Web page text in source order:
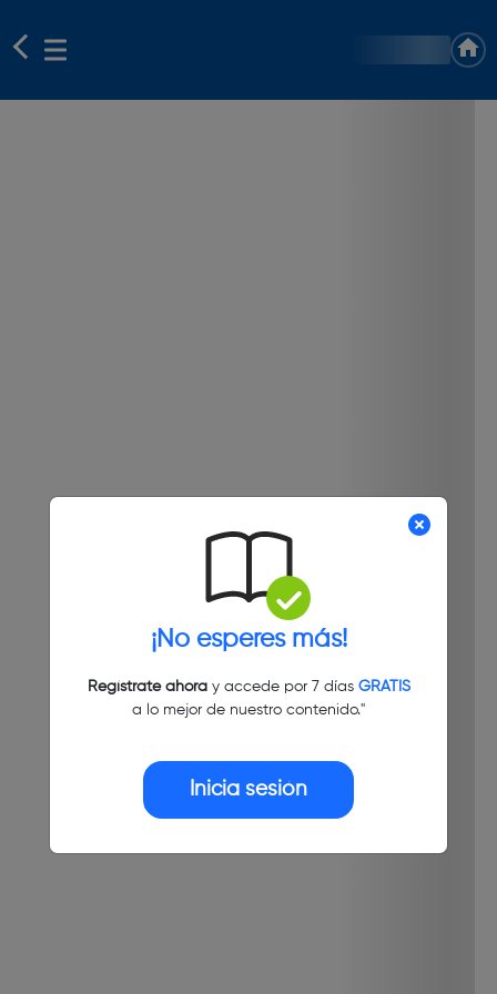
¡No esperes más!
Regístrate ahoray accede por 7 días GRATIS
a lo mejor de nuestro contenido."
Inicia sesión